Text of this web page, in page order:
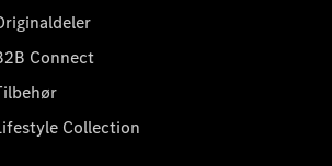
Connect
Collection